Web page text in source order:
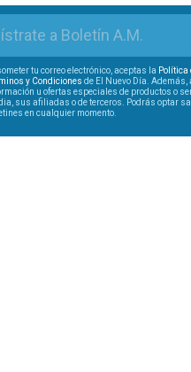
a Boletín A.M.
tu correo electrónico, aceptas la Política
y Condiciones de El Nuevo Día.
u ofertas especiales de productos o
sus afiliadas o de terceros. Podrás optar
en cualquier momento.